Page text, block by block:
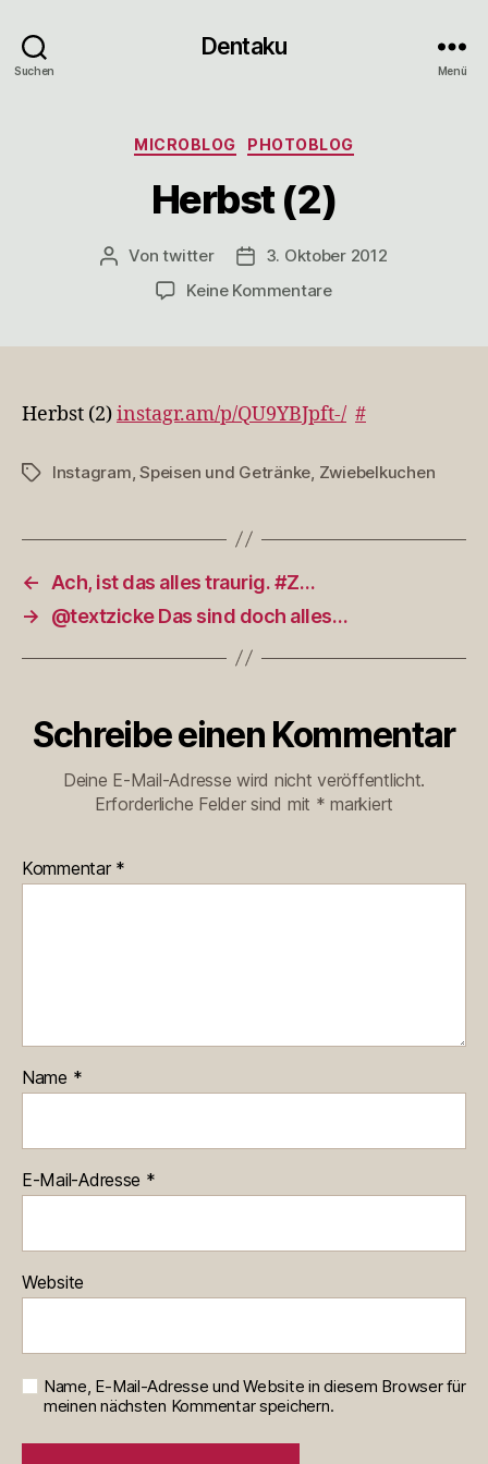
Suchen
Dentaku
Menü
Kategorien
MICROBLOG PHOTOBLOG
Herbst (2)
Beitragsautor
Vontwitter Veröffentlichungsdatum
3. Oktober 2012
Keine Kommentarezu
Herbst (2)instagr.am/p/QU9YBJpft-/ #
Schlagwörter
Instagram ,Speisen und Getränke Zwiebelkuchen
←
Ach, ist das alles traurig. #Z…
→
@textzicke Das sind doch alles…
Schreibe einen Kommentar
Deine E-Mail-Adresse wird nicht veröffentlicht.
Erforderliche Felder sind mit * markiert
Kommentar *
Name *
E-Mail-Adresse *
Website
Name, E-Mail-Adresse und Website in diesem Browser für
meinen nächsten Kommentar speichern.